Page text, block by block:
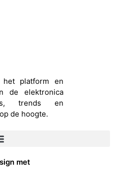
het platform en
de elektronica
trends en
de hoogte.
met